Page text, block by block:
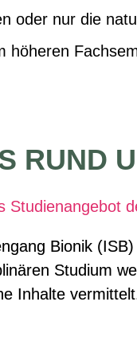
oder nur die
höheren
RUND
Studienangebot
Bionik (ISB)
Studium
Inhalte